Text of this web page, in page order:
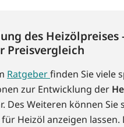
des Heizölpreises
Preisvergleich
Ratgeberfinden Sie viele
zur Entwicklung der
Des Weiteren können Sie
Heizöl anzeigen